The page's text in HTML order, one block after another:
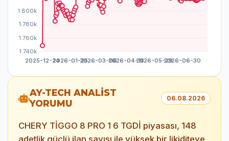
AY-TECH ANALİST
YORUMU
06.08.2026
CHERY TİGGO 8 PRO 1 6 TGDİ piyasası, 148
adetlik güçlü ilan sayısı ile yüksek bir likiditeye